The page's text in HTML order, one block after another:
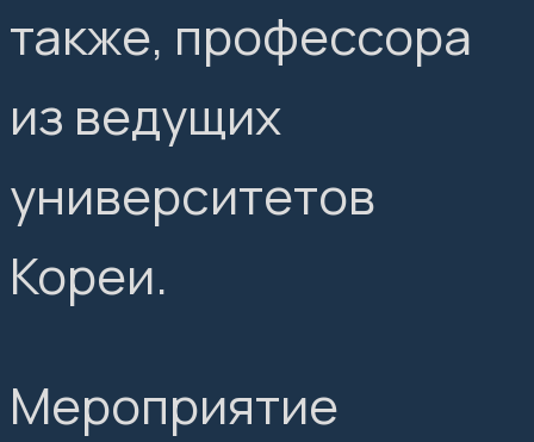
также, профессора
из ведущих
университетов
Кореи.
Мероприятие